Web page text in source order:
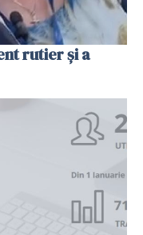
rutier și a